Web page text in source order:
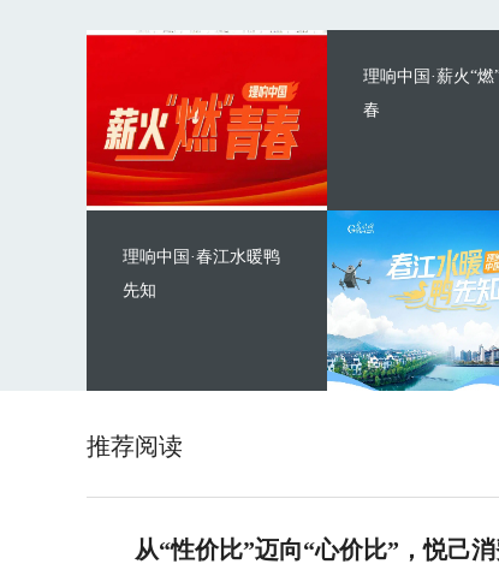
理响中国·薪火“燃
春
理响中国·春江水暖鸭
先知
推荐阅读
从“性价比”迈向“心价比”，悦己